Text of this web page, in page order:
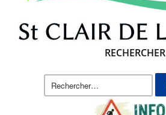
RECHERCHER
Rechercher :